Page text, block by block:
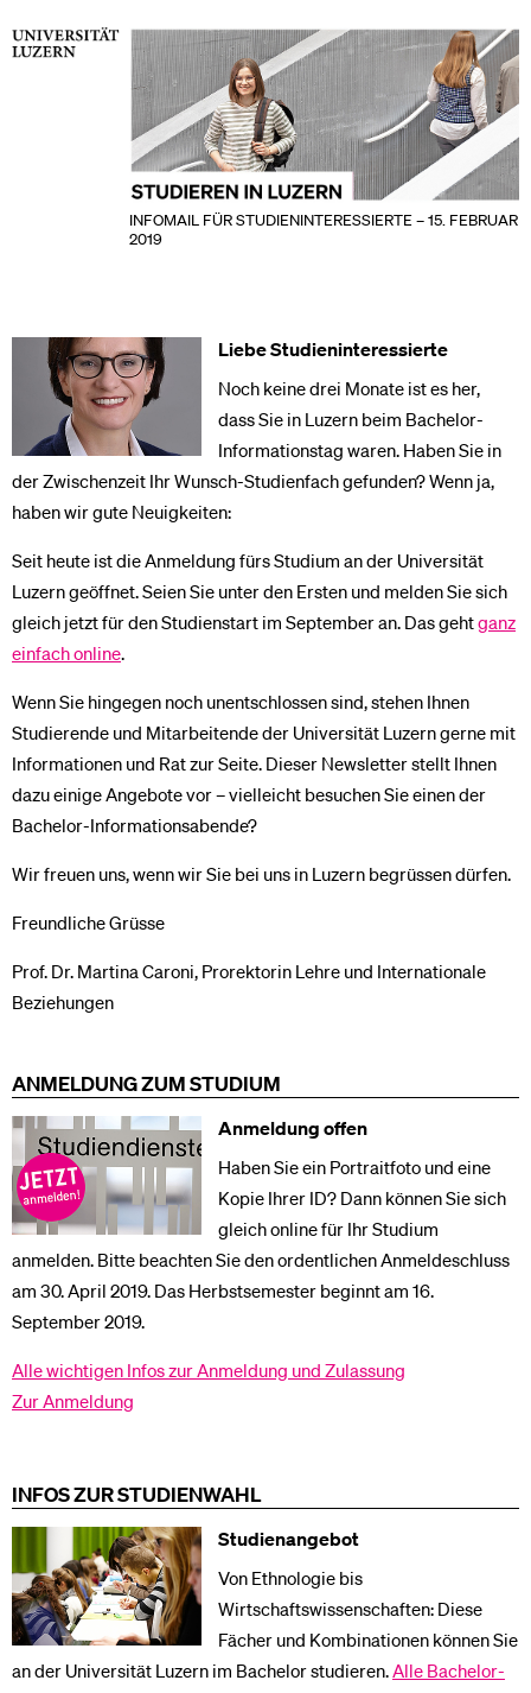
INFOMAIL FÜR STUDIENINTERESSIERTE – 15. FEBRUAR
2019
Liebe Studieninteressierte
Noch keine drei Monate ist es her,
dass Sie in Luzern beim Bachelor-
Informationstag waren. Haben Sie in
der Zwischenzeit Ihr Wunsch-Studienfach gefunden? Wenn ja,
haben wir gute Neuigkeiten:
Seit heute ist die Anmeldung fürs Studium an der Universität
Luzern geöffnet. Seien Sie unter den Ersten und melden Sie sich
gleich jetzt für den Studienstart im September an. Das gehtganz
einfach online.
Wenn Sie hingegen noch unentschlossen sind, stehen Ihnen
Studierende und Mitarbeitende der Universität Luzern gerne mit
Informationen und Rat zur Seite. Dieser Newsletter stellt Ihnen
dazu einige Angebote vor – vielleicht besuchen Sie einen der
Bachelor-Informationsabende?
Wir freuen uns, wenn wir Sie bei uns in Luzern begrüssen dürfen.
Freundliche Grüsse
Prof. Dr. Martina Caroni, Prorektorin Lehre und Internationale
Beziehungen
ANMELDUNG ZUM STUDIUM
Anmeldung offen
Haben Sie ein Portraitfoto und eine
Kopie Ihrer ID? Dann können Sie sich
gleich online für Ihr Studium
anmelden. Bitte beachten Sie den ordentlichen Anmeldeschluss
am 30. April 2019. Das Herbstsemester beginnt am 16.
September 2019.
Alle wichtigen Infos zur Anmeldung und Zulassung
Zur Anmeldung
INFOS ZUR STUDIENWAHL
Studienangebot
Von Ethnologie bis
Wirtschaftswissenschaften: Diese
Fächer und Kombinationen können Sie
an der Universität Luzern im Bachelor studieren.Alle Bachelor-